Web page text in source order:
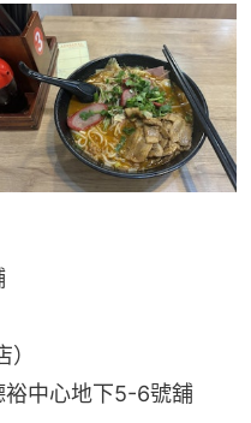
中心地下5-6號舖